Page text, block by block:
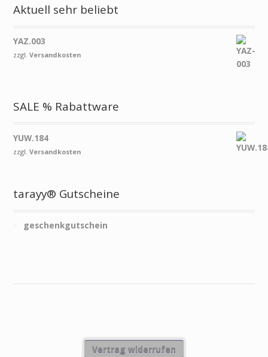
Aktuell sehr beliebt
YAZ.003
zzgl.Versandkosten
SALE % Rabattware
YUW.184
zzgl.Versandkosten
tarayy® Gutscheine
geschenkgutschein
Vertrag widerrufen